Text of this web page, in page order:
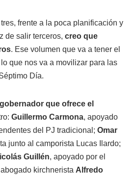
frente a la poca planificación y
de salir terceros, creo que
. Ese volumen que va a tener el
que nos va a movilizar para las
Día.
que ofrece el
Guillermo Carmona, apoyado
del PJ tradicional; Omar
junto al camporista Lucas Ilardo;
Guillén, apoyado por el
kirchnerista Alfredo